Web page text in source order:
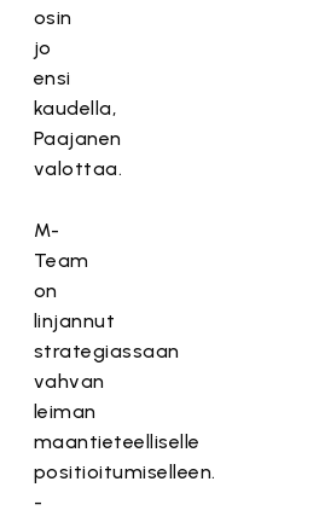
osin
jo
ensi
kaudella,
Paajanen
valottaa.
M-
Team
on
linjannut
strategiassaan
vahvan
leiman
maantieteelliselle
positioitumiselleen.
-